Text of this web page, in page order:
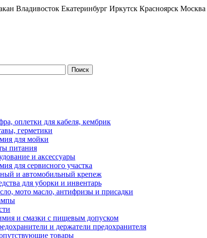
Владивосток Екатеринбург Иркутск Красноярск Москва
оплетки для кабеля, кембрик
герметики
для мойки
питания
и аксессуары
для сервисного участка
и автомобильный крепеж
для уборки и инвентарь
мото масло, антифризы и присадки
и смазки с пищевым допуском
и держатели предохранителя
товары